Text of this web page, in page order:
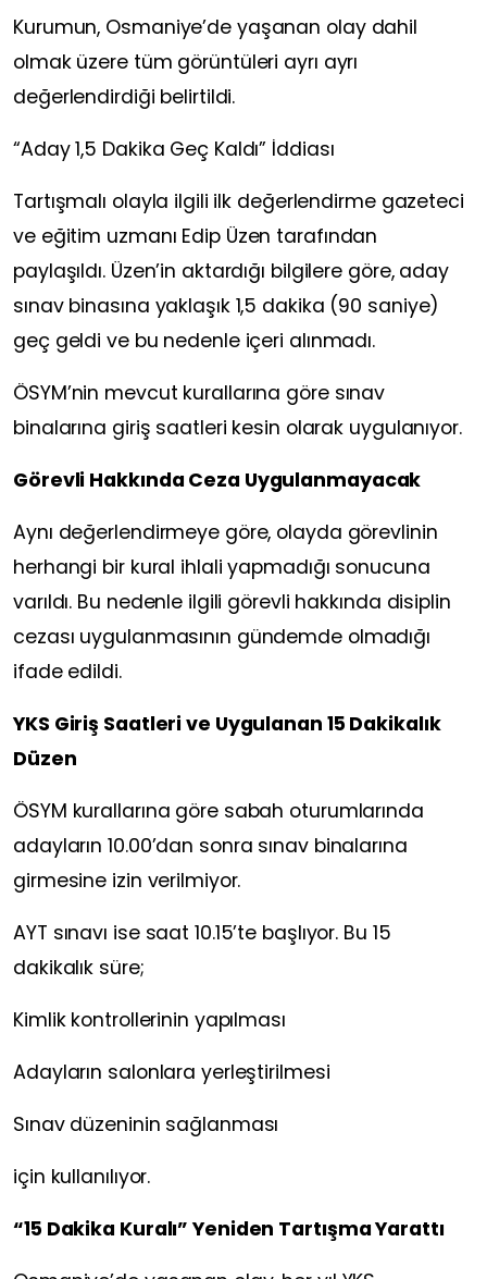
Kurumun, Osmaniye’de yaşanan olay dahil
olmak üzere tüm görüntüleri ayrı ayrı
değerlendirdiği belirtildi.
“Aday 1,5 Dakika Geç Kaldı” İddiası
Tartışmalı olayla ilgili ilk değerlendirme gazeteci
ve eğitim uzmanı Edip Üzen tarafından
paylaşıldı. Üzen’in aktardığı bilgilere göre, aday
sınav binasına yaklaşık 1,5 dakika (90 saniye)
geç geldi ve bu nedenle içeri alınmadı.
ÖSYM’nin mevcut kurallarına göre sınav
binalarına giriş saatleri kesin olarak uygulanıyor.
Görevli Hakkında Ceza Uygulanmayacak
Aynı değerlendirmeye göre, olayda görevlinin
herhangi bir kural ihlali yapmadığı sonucuna
varıldı. Bu nedenle ilgili görevli hakkında disiplin
cezası uygulanmasının gündemde olmadığı
ifade edildi.
YKS Giriş Saatleri ve Uygulanan 15 Dakikalık
Düzen
ÖSYM kurallarına göre sabah oturumlarında
adayların 10.00’dan sonra sınav binalarına
girmesine izin verilmiyor.
AYT sınavı ise saat 10.15’te başlıyor. Bu 15
dakikalık süre;
Kimlik kontrollerinin yapılması
Adayların salonlara yerleştirilmesi
Sınav düzeninin sağlanması
için kullanılıyor.
“15 Dakika Kuralı” Yeniden Tartışma Yarattı